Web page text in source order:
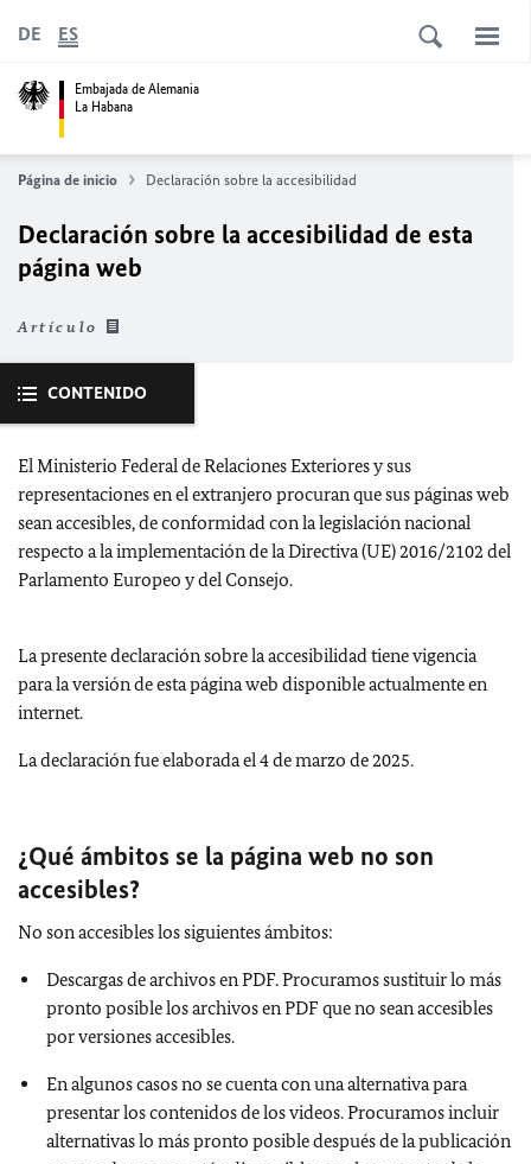
Embajada de Alemania
La Habana
DE ES
Página de inicio Declaración sobre la accesibilidad
Declaración sobre la accesibilidad de esta
página web
Artículo
CONTENIDO
El Ministerio Federal de Relaciones Exteriores y sus
representaciones en el extranjero procuran que sus páginas web
sean accesibles, de conformidad con la legislación nacional
respecto a la implementación de la Directiva (UE) 2016/2102 del
Parlamento Europeo y del Consejo.
La presente declaración sobre la accesibilidad tiene vigencia
para la versión de esta página web disponible actualmente en
internet.
La declaración fue elaborada el 4 de marzo de 2025.
¿Qué ámbitos se la página web no son
accesibles?
No son accesibles los siguientes ámbitos:
Descargas de archivos en PDF. Procuramos sustituir lo más
pronto posible los archivos en PDF que no sean accesibles
por versiones accesibles.
En algunos casos no se cuenta con una alternativa para
presentar los contenidos de los videos. Procuramos incluir
alternativas lo más pronto posible después de la publicación